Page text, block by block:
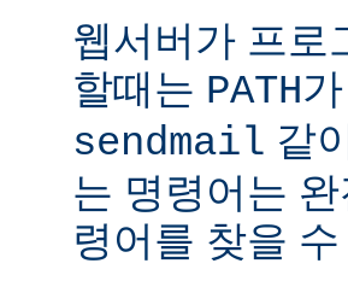
웹서버가 프로
할때는 PATH
sendmail 같
는 명령어는
령어를 찾을